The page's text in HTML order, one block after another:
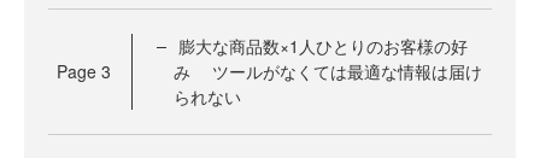
Page 3
膨大な商品数×1人ひとりのお客様の好
み ツールがなくては最適な情報は届け
られない